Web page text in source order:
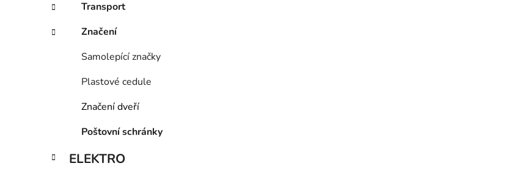
Transport
Značení
Samolepící značky
Plastové cedule
Značení dveří
Poštovní schránky
ELEKTRO